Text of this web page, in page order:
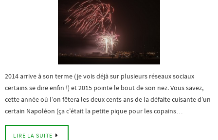
2014 arrive à son terme (je vois déjà sur plusieurs réseaux sociaux
certains se dire enfin !) et 2015 pointe le bout de son nez. Vous savez,
cette année où l’on fêtera les deux cents ans de la défaite cuisante d’un
certain Napoléon (ça c’était la petite pique pour les copains…
LIRE LA SUITE